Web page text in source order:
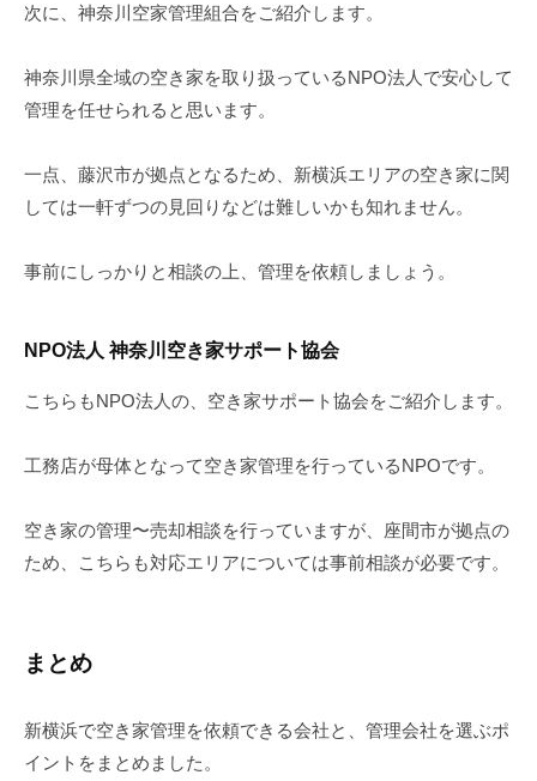
次に、神奈川空家管理組合をご紹介します。
神奈川県全域の空き家を取り扱っているNPO法人で安心して
管理を任せられると思います。
一点、藤沢市が拠点となるため、新横浜エリアの空き家に関
しては一軒ずつの見回りなどは難しいかも知れません。
事前にしっかりと相談の上、管理を依頼しましょう。
NPO法人 神奈川空き家サポート協会
こちらもNPO法人の、空き家サポート協会をご紹介します。
工務店が母体となって空き家管理を行っているNPOです。
空き家の管理〜売却相談を行っていますが、座間市が拠点の
ため、こちらも対応エリアについては事前相談が必要です。
まとめ
新横浜で空き家管理を依頼できる会社と、管理会社を選ぶポ
イントをまとめました。